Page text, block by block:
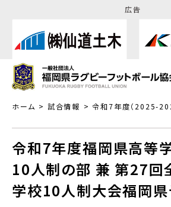
広告
ホーム 試合情報 令和7年度（2025-
令和7年度福岡県高等
10人制の部 兼 第27回
学校10人制大会福岡